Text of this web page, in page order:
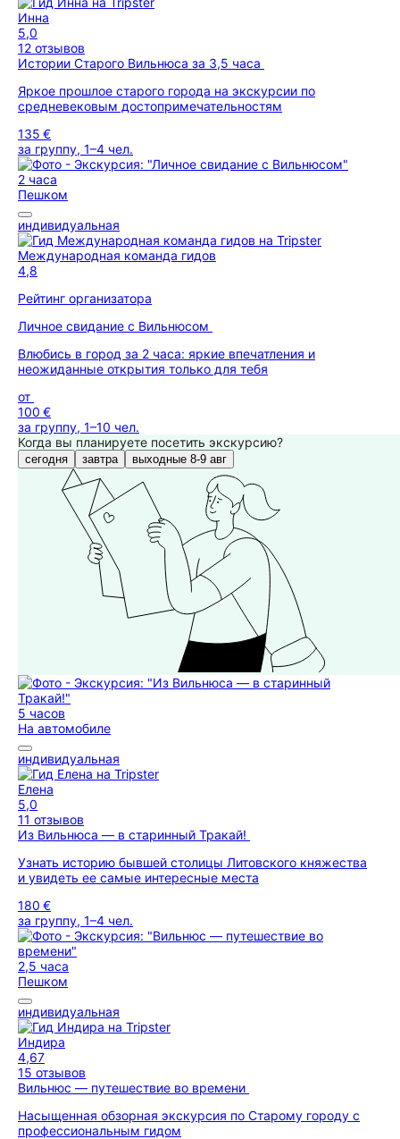
Инна
5,0
12 отзывов
Истории Старого Вильнюса за 3,5 часа
Яркое прошлое старого города на экскурсии по
средневековым достопримечательностям
135 €
за группу, 1–4 чел.
2 часа
Пешком
индивидуальная
Международная команда гидов
4,8
Рейтинг организатора
Личное свидание с Вильнюсом
Влюбись в город за 2 часа: яркие впечатления и
неожиданные открытия только для тебя
от
100 €
за группу, 1–10 чел.
Когда вы планируете посетить экскурсию?
сегодня завтра выходные 8-9 авг
5 часов
На автомобиле
индивидуальная
Елена
5,0
11 отзывов
Из Вильнюса — в старинный Тракай!
Узнать историю бывшей столицы Литовского княжества
и увидеть ее самые интересные места
180 €
за группу, 1–4 чел.
2,5 часа
Пешком
индивидуальная
Индира
4,67
15 отзывов
Вильнюс — путешествие во времени
Насыщенная обзорная экскурсия по Старому городу с
профессиональным гидом